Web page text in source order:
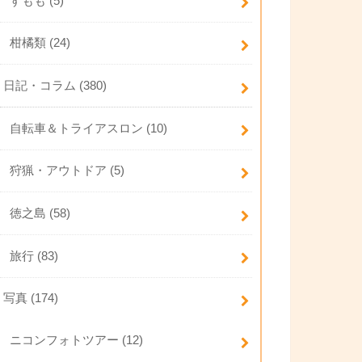
柑橘類 (24)
日記・コラム (380)
自転車＆トライアスロン (10)
狩猟・アウトドア (5)
徳之島 (58)
旅行 (83)
写真 (174)
ニコンフォトツアー (12)